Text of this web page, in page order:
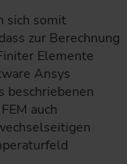
sich somit
zur Berechnung
Elemente
Ansys
beschriebenen
auch